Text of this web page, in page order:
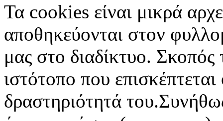
Τα cookies είναι μικρά
αποθηκεύονται στον
μας στο διαδίκτυο. Σκοπός
ιστότοπο που
δραστηριότητά